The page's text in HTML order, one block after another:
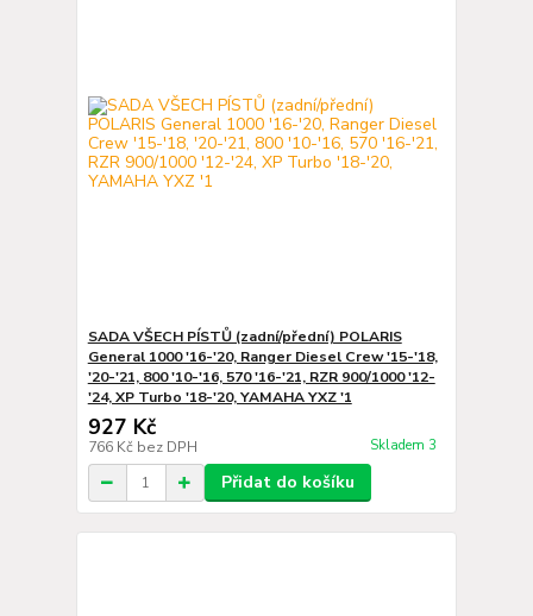
SADA VŠECH PÍSTŮ (zadní/přední) POLARIS
General 1000 '16-'20, Ranger Diesel Crew '15-'18,
'20-'21, 800 '10-'16, 570 '16-'21, RZR 900/1000 '12-
'24, XP Turbo '18-'20, YAMAHA YXZ '1
927 Kč
766 Kč bez DPH Skladem 3
Přidat do košíku